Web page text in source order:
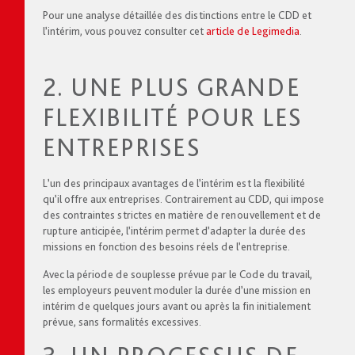
Pour une analyse détaillée des distinctions entre le CDD et
l’intérim, vous pouvez consulter cetarticle de Legimedia
2. UNE PLUS GRANDE
FLEXIBILITÉ POUR LES
ENTREPRISES
L’un des principaux avantages de l’intérim est la flexibilité
qu’il offre aux entreprises. Contrairement au CDD, qui impose
des contraintes strictes en matière de renouvellement et de
rupture anticipée, l’intérim permet d’adapter la durée des
missions en fonction des besoins réels de l’entreprise.
Avec la période de souplesse prévue par le Code du travail,
les employeurs peuvent moduler la durée d’une mission en
intérim de quelques jours avant ou après la fin initialement
prévue, sans formalités excessives.